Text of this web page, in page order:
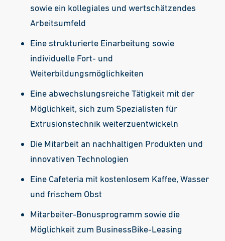
sowie ein kollegiales und wertschätzendes
Arbeitsumfeld
Eine strukturierte Einarbeitung sowie
individuelle Fort- und
Weiterbildungsmöglichkeiten
Eine abwechslungsreiche Tätigkeit mit der
Möglichkeit, sich zum Spezialisten für
Extrusionstechnik weiterzuentwickeln
Die Mitarbeit an nachhaltigen Produkten und
innovativen Technologien
Eine Cafeteria mit kostenlosem Kaffee, Wasser
und frischem Obst
Mitarbeiter-Bonusprogramm sowie die
Möglichkeit zum BusinessBike-Leasing